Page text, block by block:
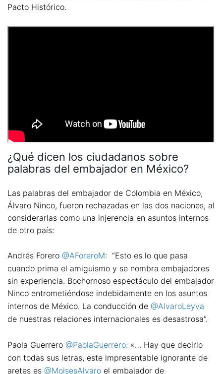
Pacto Histórico.
¿Qué dicen los ciudadanos sobre
palabras del embajador en México?
Las palabras del embajador de Colombia en México,
Álvaro Ninco, fueron rechazadas en las dos naciones, al
considerarlas como una injerencia en asuntos internos
de otro país:
Andrés Forero @AForeroM: “Esto es lo que pasa
cuando prima el amiguismo y se nombra embajadores
sin experiencia. Bochornoso espectáculo del embajador
Ninco entrometiéndose indebidamente en los asuntos
internos de México. La conducción de @AlvaroLeyva
de nuestras relaciones internacionales es desastrosa”.
Paola Guerrero @PaolaGuerrero: «… Hay que decirlo
con todas sus letras, este impresentable ignorante de
aretes es @MoisesAlvaro el embajador de